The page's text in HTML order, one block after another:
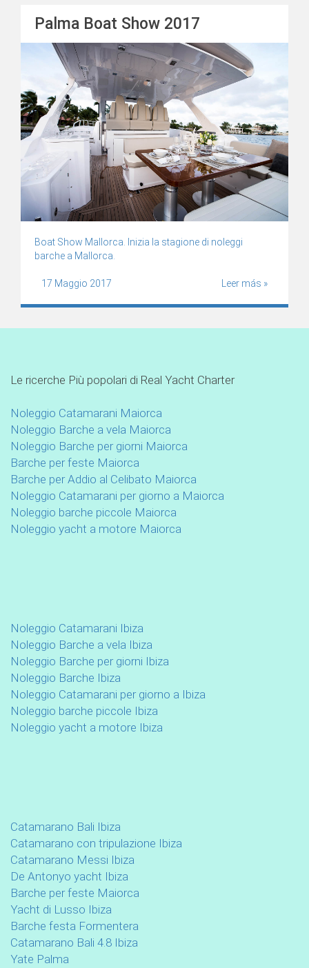
Palma Boat Show 2017
Boat Show Mallorca. Inizia la stagione di noleggi
barche a Mallorca.
17 Maggio 2017 Leer más »
Le ricerche Più popolari di Real Yacht Charter
Noleggio Catamarani Maiorca
Noleggio Barche a vela Maiorca
Noleggio Barche per giorni Maiorca
Barche per feste Maiorca
Barche per Addio al Celibato Maiorca
Noleggio Catamarani per giorno a Maiorca
Noleggio barche piccole Maiorca
Noleggio yacht a motore Maiorca
Noleggio Catamarani Ibiza
Noleggio Barche a vela Ibiza
Noleggio Barche per giorni Ibiza
Noleggio Barche Ibiza
Noleggio Catamarani per giorno a Ibiza
Noleggio barche piccole Ibiza
Noleggio yacht a motore Ibiza
Catamarano Bali Ibiza
Catamarano con tripulazione Ibiza
Catamarano Messi Ibiza
De Antonyo yacht Ibiza
Barche per feste Maiorca
Yacht di Lusso Ibiza
Barche festa Formentera
Catamarano Bali 4.8 Ibiza
Yate Palma